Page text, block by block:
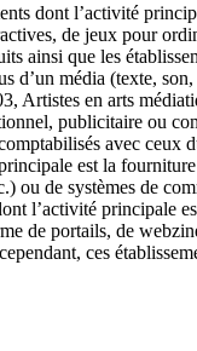
dont l’activité
de jeux pour
ainsi que les
média (texte,
Artistes en arts
publicitaire ou
avec
est la
ou de systèmes de
l’activité
de portails, de
ces